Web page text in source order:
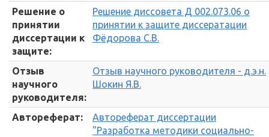
Решение о
принятии
диссертации к
защите:
Решение диссовета Д 002.073.06 о
принятии к защите диссератации
Фёдорова С.В.
Отзыв
научного
руководителя:
Отзыв научного руководителя - д.э.н.
Шокин Я.В.
Автореферат:
Автореферат диссертации
"Разработка методики социально-